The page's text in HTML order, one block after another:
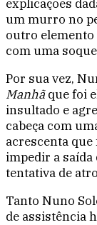
explicações
um murro no
outro elemento
com uma
Por sua vez,
Manhãque foi
insultado e
cabeça com
acrescenta
impedir a saída
tentativa de
Tanto Nuno
de assistência